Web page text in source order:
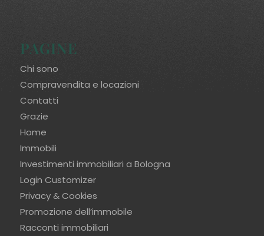
PAGINE
Chi sono
Compravendita e locazioni
Contatti
Grazie
Home
Immobili
Investimenti immobiliari a Bologna
Login Customizer
Privacy & Cookies
Promozione dell’immobile
Racconti immobiliari